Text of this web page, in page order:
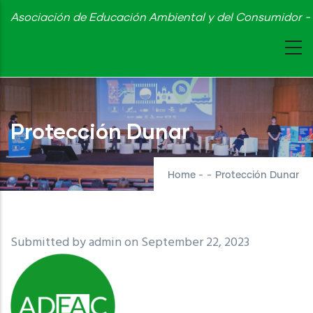
Skip
content
Asociación de Educación Ambiental y del Consumidor
Protección Dunar
Home - - Protección Dunar
Submitted byadminon September 22, 2023